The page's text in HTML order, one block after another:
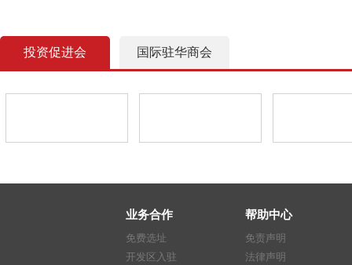
投资促进会 国际驻华商会
业务合作
免费选址
开发区入驻
帮助中心
免责声明
法律声明